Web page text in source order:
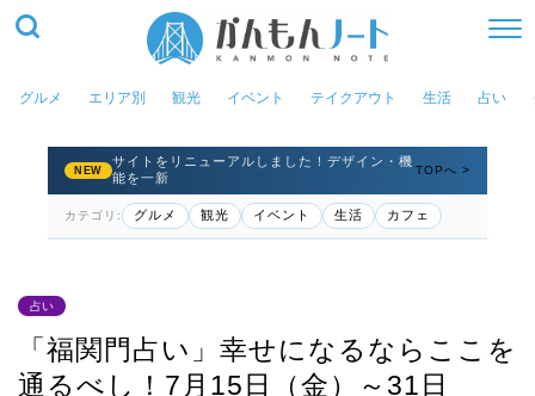
グルメ エリア別 観光 イベント テイクアウト 生活 占い
NEW
サイトをリニューアルしました！デザイン・機
能を一新
TOPへ >
カテゴリ: グルメ 観光 イベント 生活 カフェ
占い
「福関門占い」幸せになるならここを
通るべし！7月15日（金）～31日